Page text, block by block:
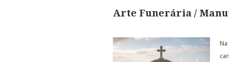
Arte Funerária /
Na